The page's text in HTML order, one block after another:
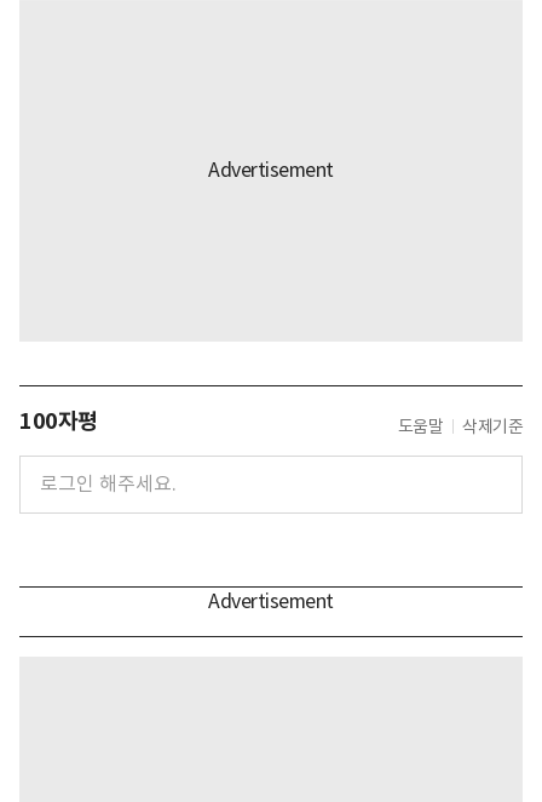
100자평 도움말 삭제기준